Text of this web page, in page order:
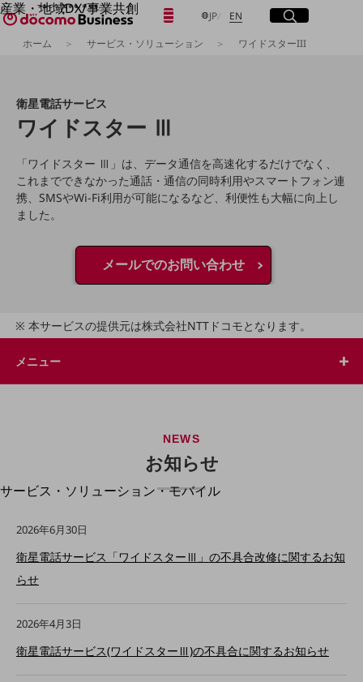
衛星電話サービス
ワイドスター Ⅲ
「ワイドスター Ⅲ」は、データ通信を高速化するだけでなく、
これまでできなかった通話・通信の同時利用やスマートフォン連
携、SMSやWi-Fi利用が可能になるなど、利便性も大幅に向上し
ました。
メールでのお問い合わせ
本サービスの提供元は株式会社NTTドコモとなります。
メニュー
産業・地域DX/事業共創
OPEN HUB for Plural Futures
自律・分散・協調型社会の実現を目指し、
イベント/ウェビナー
記事コンテンツ
プレイヤー(カタリスト/パートナー企業)
Smart World
産業・地域DXプラットフォーマーとして
企業と地域が持続成長する社会を目指します
Smart City
Smart Healthcare
Smart Mobility
地域の取り組み
地域経済のさらなる活性化に取り組みます
自治体・地域社会との共創
サービス・ソリューション・モバイル
DXに関する課題を解決する
サービス・ソリューションをご紹介
カテゴリーで探す
カテゴリーで探すTOP
クラウド・データセンター
電話・映像コミュニケーション
JP日本語
ENEnglishサイト内検索
開く
メニュー
開く
フリーワードでNTTドコモビジネスの
取り組みを検索
ホーム サービス・ソリューション ワイドスターIII
NEWS
お知らせ
2026年6月30日
衛星電話サービス「ワイドスターⅢ」の不具合改修に関するお知
らせ
2026年4月3日
衛星電話サービス(ワイドスターⅢ)の不具合に関するお知らせ